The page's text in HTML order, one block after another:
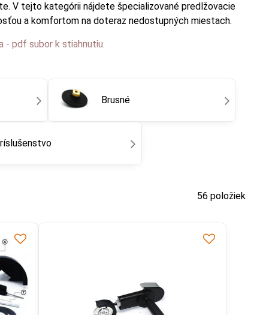
V tejto kategórii nájdete špecializované predlžovacie
a komfortom na doteraz nedostupných miestach.
- pdf subor k stiahnutiu.
Brusné
56 položiek